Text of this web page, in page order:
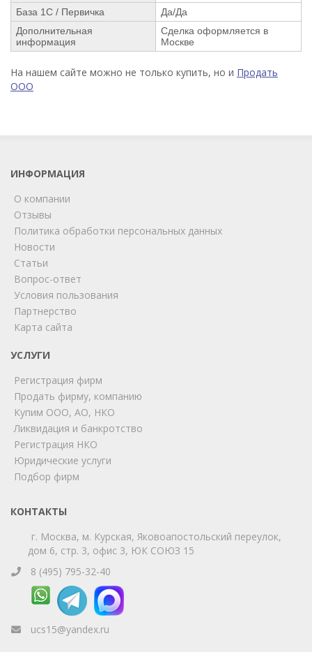
База 1С / Первичка
Да/Да
Дополнительная
информация
Сделка оформляется в
Москве
На нашем сайте можно не только купить, но и Продать
ООО
ИНФОРМАЦИЯ
О компании
Отзывы
Политика обработки персональных данных
Новости
Статьи
Вопрос-ответ
Условия пользования
Партнерство
Карта сайта
УСЛУГИ
Регистрация фирм
Продать фирму, компанию
Купим ООО, АО, НКО
Ликвидация и банкротство
Регистрация НКО
Юридические услуги
Подбор фирм
КОНТАКТЫ
г. Москва, м. Курская, Яковоапостольский переулок,
дом 6, стр. 3, офис 3, ЮК СОЮЗ 15
8 (495) 795-32-40
ucs15@yandex.ru
online
Позвоните нам или свяжитесь с нами через любой
удобный мессенджер!
Telegram
Телефон